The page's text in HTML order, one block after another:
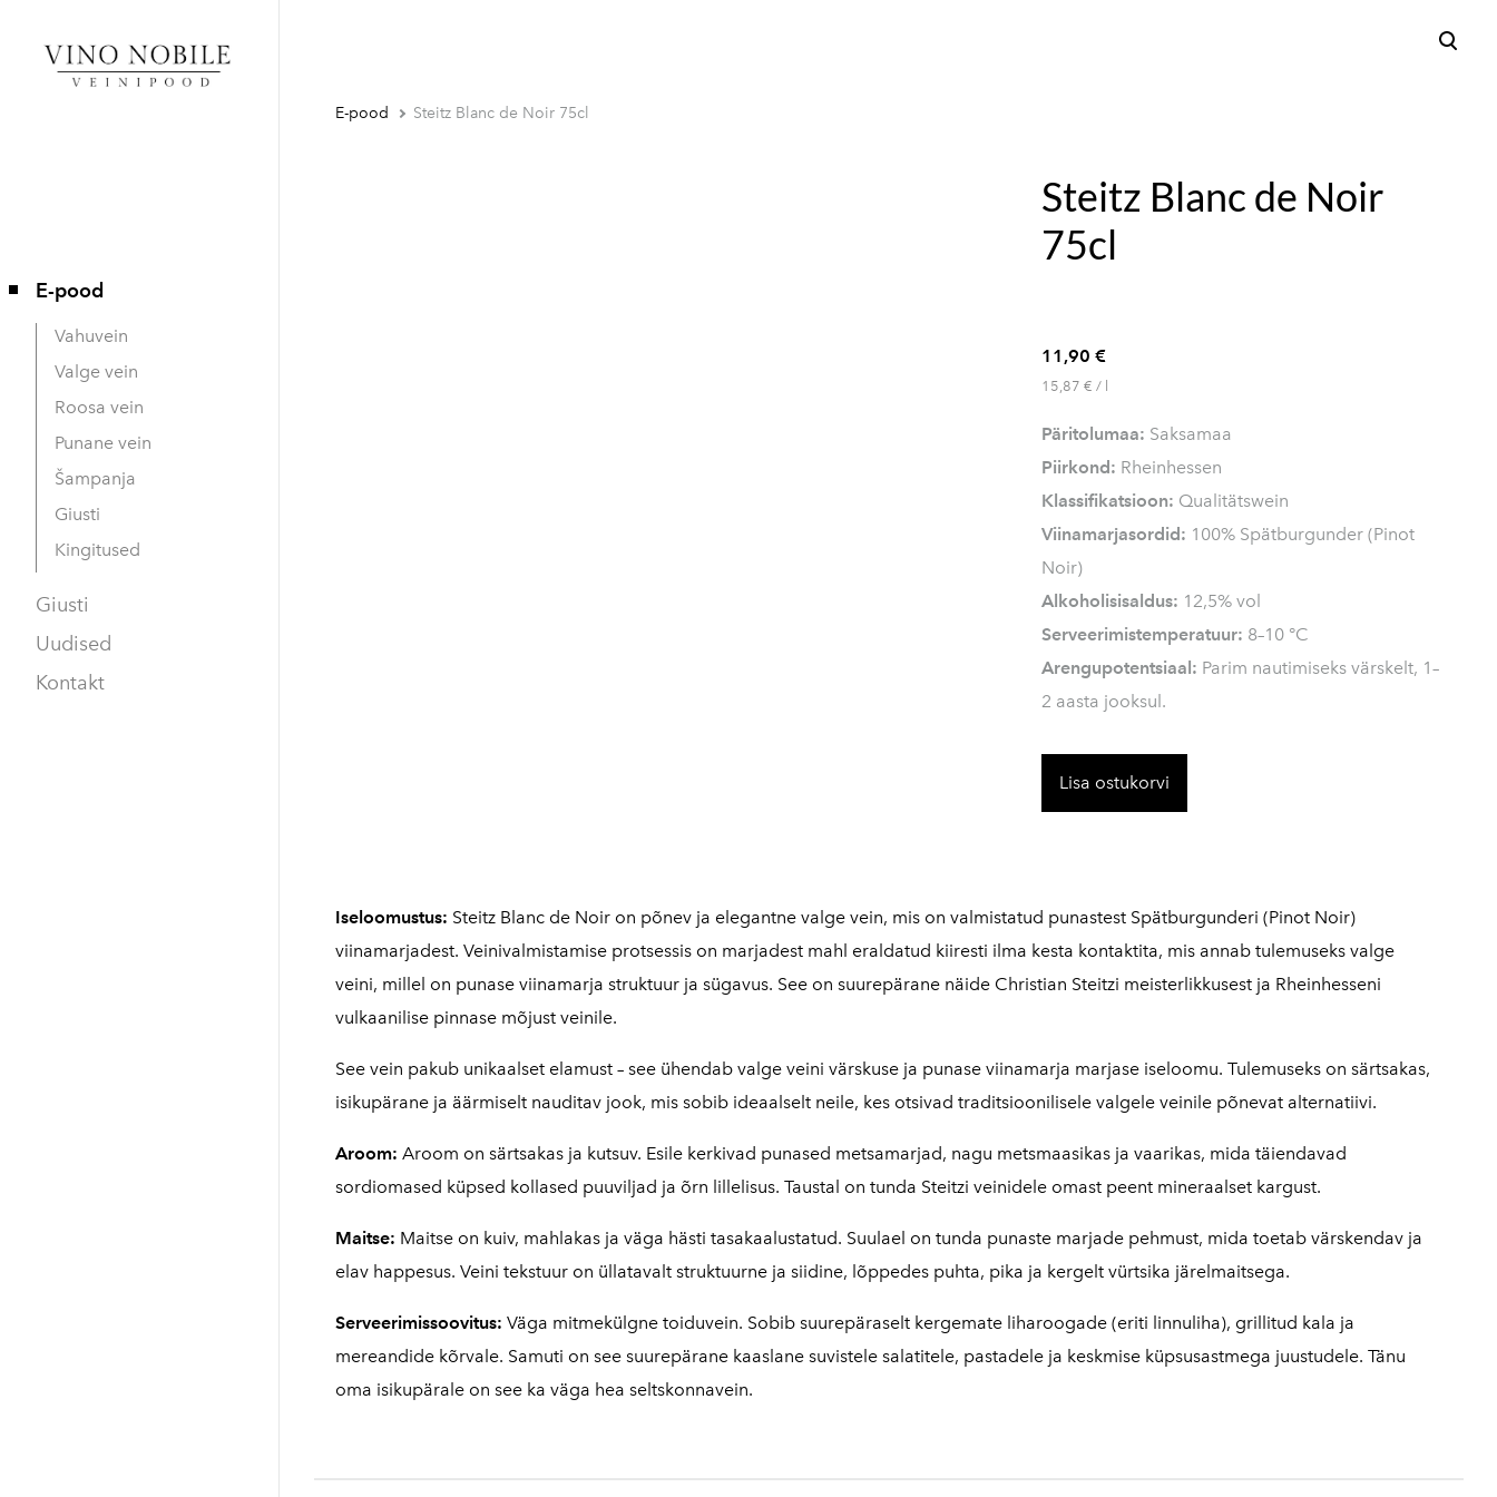
E-pood
Vahuvein
Valge vein
Roosa vein
Punane vein
Šampanja
Giusti
Kingitused
Giusti
Uudised
Kontakt
E-pood Steitz Blanc de Noir 75cl
Steitz Blanc de Noir
75cl
11,90 €
15,87 € / l
Päritolumaa: Saksamaa
Piirkond: Rheinhessen
Klassifikatsioon: Qualitätswein
Viinamarjasordid: 100% Spätburgunder (Pinot
Noir)
Alkoholisisaldus: 12,5% vol
Serveerimistemperatuur: 8–10 °C
Arengupotentsiaal: Parim nautimiseks värskelt, 1–
2 aasta jooksul.
Lisa ostukorvi
Iseloomustus: Steitz Blanc de Noir on põnev ja elegantne valge vein, mis on valmistatud punastest Spätburgunderi (Pinot Noir)
viinamarjadest. Veinivalmistamise protsessis on marjadest mahl eraldatud kiiresti ilma kesta kontaktita, mis annab tulemuseks valge
veini, millel on punase viinamarja struktuur ja sügavus. See on suurepärane näide Christian Steitzi meisterlikkusest ja Rheinhesseni
vulkaanilise pinnase mõjust veinile.
See vein pakub unikaalset elamust – see ühendab valge veini värskuse ja punase viinamarja marjase iseloomu. Tulemuseks on särtsakas,
isikupärane ja äärmiselt nauditav jook, mis sobib ideaalselt neile, kes otsivad traditsioonilisele valgele veinile põnevat alternatiivi.
Aroom: Aroom on särtsakas ja kutsuv. Esile kerkivad punased metsamarjad, nagu metsmaasikas ja vaarikas, mida täiendavad
sordiomased küpsed kollased puuviljad ja õrn lillelisus. Taustal on tunda Steitzi veinidele omast peent mineraalset kargust.
Maitse: Maitse on kuiv, mahlakas ja väga hästi tasakaalustatud. Suulael on tunda punaste marjade pehmust, mida toetab värskendav ja
elav happesus. Veini tekstuur on üllatavalt struktuurne ja siidine, lõppedes puhta, pika ja kergelt vürtsika järelmaitsega.
Serveerimissoovitus: Väga mitmekülgne toiduvein. Sobib suurepäraselt kergemate liharoogade (eriti linnuliha), grillitud kala ja
mereandide kõrvale. Samuti on see suurepärane kaaslane suvistele salatitele, pastadele ja keskmise küpsusastmega juustudele. Tänu
oma isikupärale on see ka väga hea seltskonnavein.